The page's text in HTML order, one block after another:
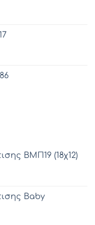
ΒΜΠ19 (18χ12)
Baby